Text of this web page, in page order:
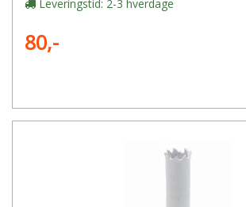
Leveringstid: 2-3 hverdage
80,-